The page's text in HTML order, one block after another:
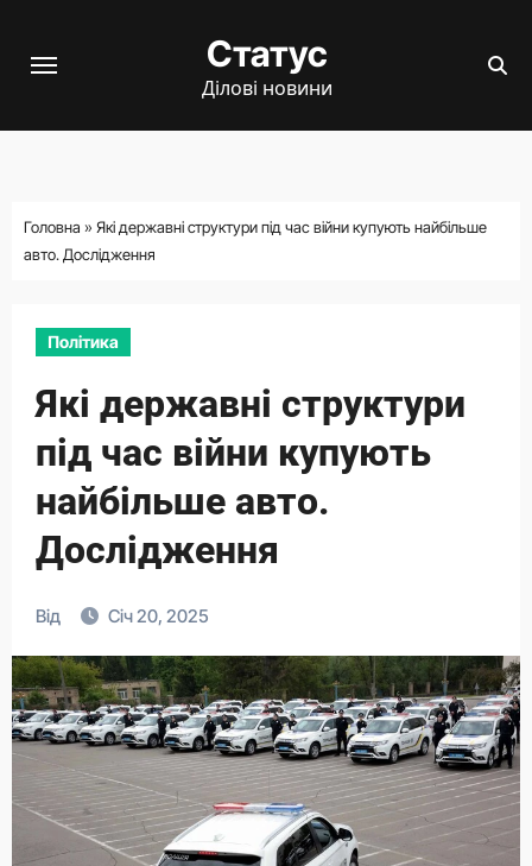
Статус
Ділові новини
Головна » Які державні структури під час війни купують найбільше
авто. Дослідження
Політика
Які державні структури
під час війни купують
найбільше авто.
Дослідження
Від Січ 20, 2025